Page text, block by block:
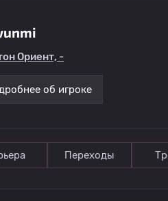
Ориент, -
об игроке
Переходы